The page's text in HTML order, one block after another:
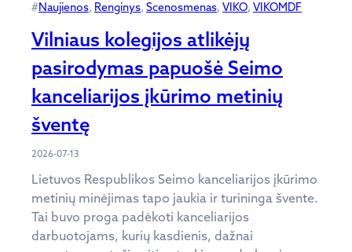
#Naujienos, Renginys, Scenosmenas, VIKO, VIKOMDF
Vilniaus kolegijos atlikėjų
pasirodymas papuošė Seimo
kanceliarijos įkūrimo metinių
šventę
2026-07-13
Lietuvos Respublikos Seimo kanceliarijos įkūrimo
metinių minėjimas tapo jaukia ir turininga švente.
Tai buvo proga padėkoti kanceliarijos
darbuotojams, kurių kasdienis, dažnai